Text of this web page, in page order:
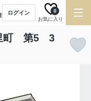
ログイン
お気に入り
0
町 第5 3